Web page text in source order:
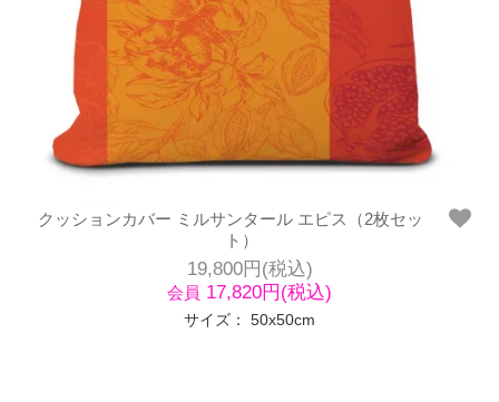
クッションカバー ミルサンタール エピス（2枚セッ
ト）
19,800円(税込)
会員 17,820円(税込)
サイズ： 50x50cm